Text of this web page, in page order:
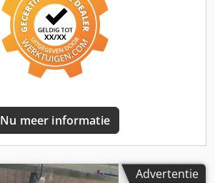
Nu meer informatie
Advertentie